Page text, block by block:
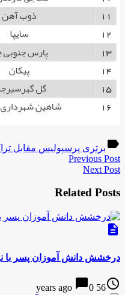
label برتری پرسپولیس مقابل
Previous Post
Next Post
Related Posts
description
درخشش دانش آموزان پسر با
access_time
56 years ago
chat_bubble0